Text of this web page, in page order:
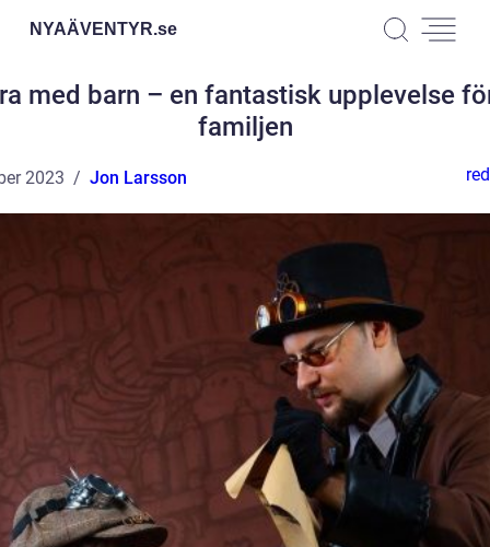
NYAÄVENTYR.se
med barn – en fantastisk upplevelse
familjen
2023 Jon Larsson